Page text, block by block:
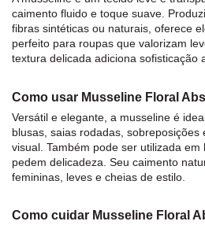
caimento fluido e toque suave.
fibras sintéticas ou naturais, oferece
perfeito para roupas que valorizam
textura delicada adiciona sofisticação
Como usar Musseline Floral
Versátil e elegante, a musseline é
blusas, saias rodadas,
visual. Também pode ser utilizada
pedem delicadeza. Seu caimento
femininas, leves e cheias de estilo.
Como cuidar Musseline Floral